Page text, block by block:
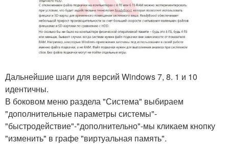
Дальнейшие шаги для версий Windows 7, 8. 1 и 10
идентичны.
В боковом меню раздела "Система" выбираем
"дополнительные параметры системы"-
"быстродействие"-"дополнительно"-мы кликаем кнопку
"изменить" в графе "виртуальная память".